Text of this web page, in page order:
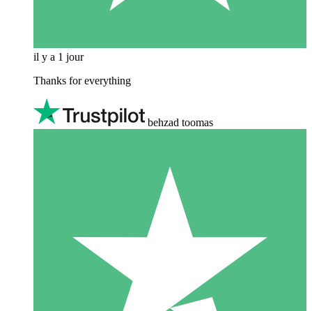
il y a 1 jour
Thanks for everything
behzad toomas